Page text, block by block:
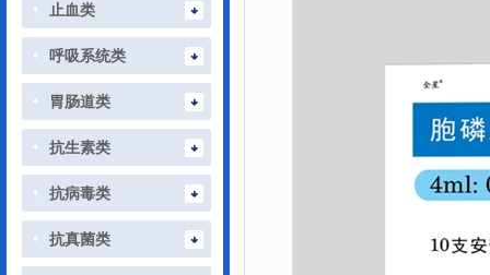
止血类
呼吸系统类
胃肠道类
抗生素类
抗病毒类
抗真菌类